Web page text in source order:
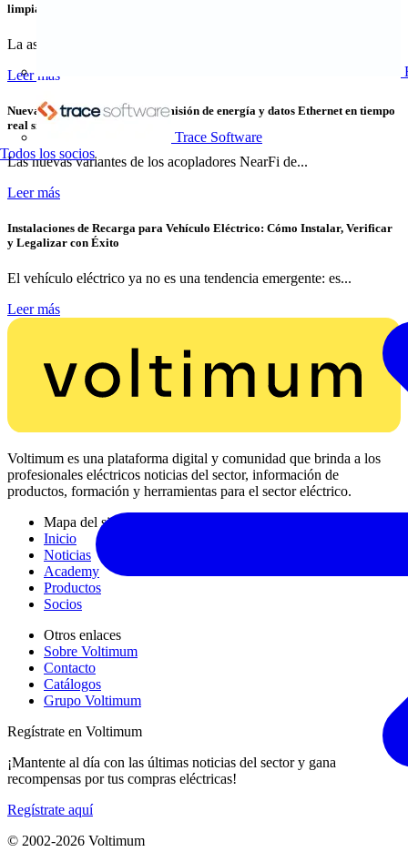
Trace Software
Todos los socios
limpia
La asociación y la inversión en LevelTen Energy, el...
Leer más
Nuevas variantes para la transmisión de energía y datos Ethernet en tiempo
real sin contacto
Las nuevas variantes de los acopladores NearFi de...
Leer más
Instalaciones de Recarga para Vehículo Eléctrico: Cómo Instalar, Verificar
y Legalizar con Éxito
El vehículo eléctrico ya no es una tendencia emergente: es...
Leer más
Voltimum es una plataforma digital y comunidad que brinda a los
profesionales eléctricos noticias del sector, información de
productos, formación y herramientas para el sector eléctrico.
Mapa del sitio
Inicio
Noticias
Academy
Productos
Socios
Otros enlaces
Sobre Voltimum
Contacto
Catálogos
Grupo Voltimum
Regístrate en Voltimum
¡Mantente al día con las últimas noticias del sector y gana
recompensas por tus compras eléctricas!
Regístrate aquí
© 2002-2026 Voltimum